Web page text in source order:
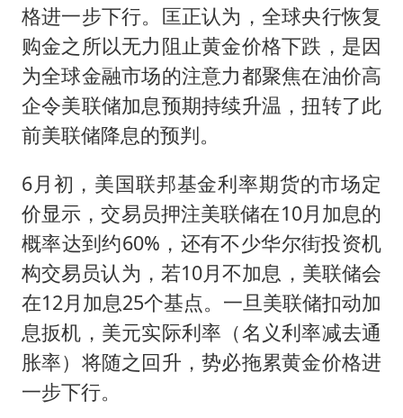
格进一步下行。匡正认为，全球央行恢复
购金之所以无力阻止黄金价格下跌，是因
为全球金融市场的注意力都聚焦在油价高
企令美联储加息预期持续升温，扭转了此
前美联储降息的预判。
6月初，美国联邦基金利率期货的市场定
价显示，交易员押注美联储在10月加息的
概率达到约60%，还有不少华尔街投资机
构交易员认为，若10月不加息，美联储会
在12月加息25个基点。一旦美联储扣动加
息扳机，美元实际利率（名义利率减去通
胀率）将随之回升，势必拖累黄金价格进
一步下行。